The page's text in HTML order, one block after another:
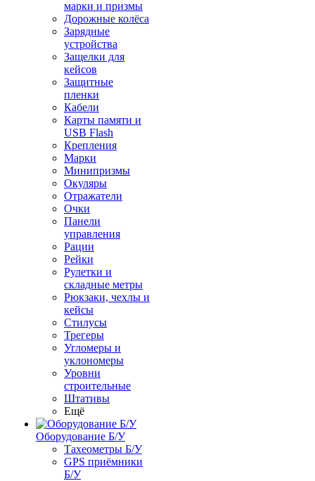
марки и призмы
Дорожные колёса
Зарядные
устройства
Защелки для
кейсов
Защитные
пленки
Кабели
Карты памяти и
USB Flash
Крепления
Марки
Минипризмы
Окуляры
Отражатели
Очки
Панели
управления
Рации
Рейки
Рулетки и
складные метры
Рюкзаки, чехлы и
кейсы
Стилусы
Трегеры
Угломеры и
уклономеры
Уровни
строительные
Штативы
Ещё
Оборудование Б/У
Тахеометры Б/У
GPS приёмники
Б/У